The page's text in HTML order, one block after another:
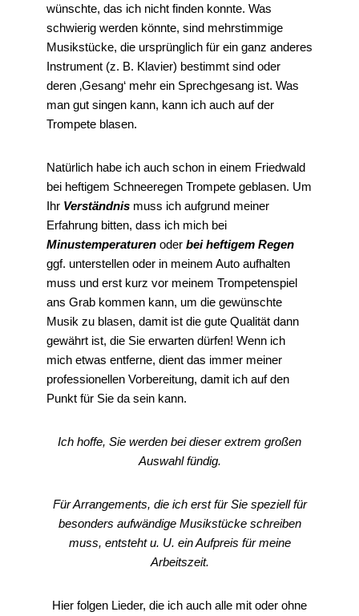
wünschte, das ich nicht finden konnte. Was
schwierig werden könnte, sind mehrstimmige
Musikstücke, die ursprünglich für ein ganz anderes
Instrument (z. B. Klavier) bestimmt sind oder
deren ‚Gesang‘ mehr ein Sprechgesang ist. Was
man gut singen kann, kann ich auch auf der
Trompete blasen.
Natürlich habe ich auch schon in einem Friedwald
bei heftigem Schneeregen Trompete geblasen. Um
Ihr Verständnis muss ich aufgrund meiner
Erfahrung bitten, dass ich mich bei
Minustemperaturen oder bei heftigem Regen
ggf. unterstellen oder in meinem Auto aufhalten
muss und erst kurz vor meinem Trompetenspiel
ans Grab kommen kann, um die gewünschte
Musik zu blasen, damit ist die gute Qualität dann
gewährt ist, die Sie erwarten dürfen! Wenn ich
mich etwas entferne, dient das immer meiner
professionellen Vorbereitung, damit ich auf den
Punkt für Sie da sein kann.
Ich hoffe, Sie werden bei dieser extrem großen
Auswahl fündig.
Für Arrangements, die ich erst für Sie speziell für
besonders aufwändige Musikstücke schreiben
muss, entsteht u. U. ein Aufpreis für meine
Arbeitszeit.
Hier folgen Lieder, die ich auch alle mit oder ohne